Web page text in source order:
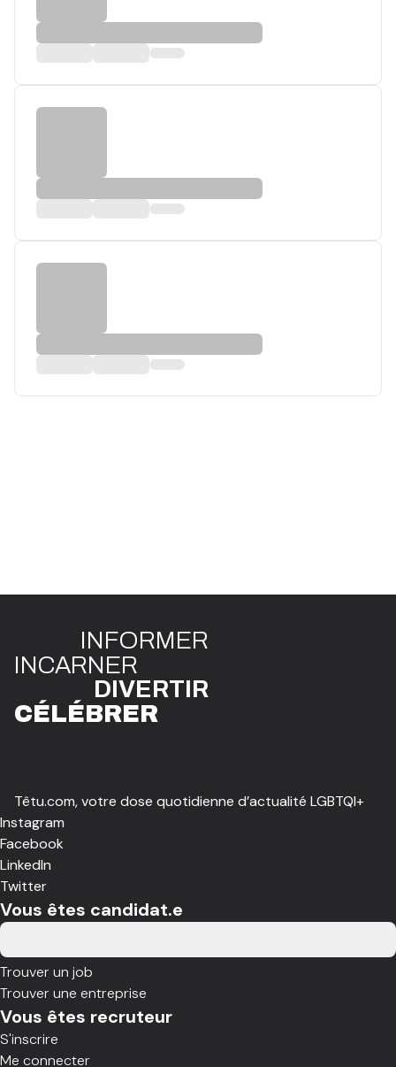
INFORMER
INCARNER
DIVERTIR
CÉLÉBRER
Têtu.com, votre dose quotidienne d’actualité LGBTQI+
Instagram
Facebook
LinkedIn
Twitter
Vous êtes candidat.e
Trouver un job
Trouver une entreprise
Vous êtes recruteur
S'inscrire
Me connecter